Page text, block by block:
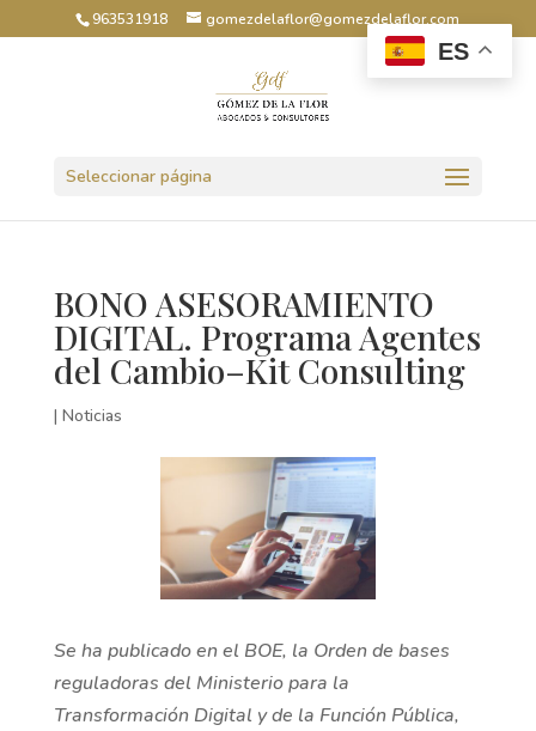
963531918 gomezdelaflor@gomezdelaflor.com
Seleccionar página
BONO ASESORAMIENTO
DIGITAL. Programa Agentes
del Cambio–Kit Consulting
| Noticias
Se ha publicado en el BOE, la Orden de bases
reguladoras del Ministerio para la
Transformación Digital y de la Función Pública,
ES